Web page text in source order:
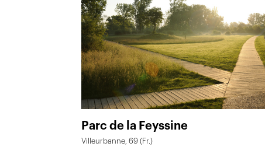
Parc de la Feyssine
Villeurbanne, 69 (Fr.)